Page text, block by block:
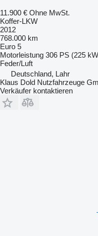
11.900 € Ohne MwSt.
Koffer-LKW
2012
768.000 km
Euro 5
Motorleistung 306 PS (225
Feder/Luft
Deutschland, Lahr
Klaus Dold Nutzfahrzeuge
Verkäufer kontaktieren